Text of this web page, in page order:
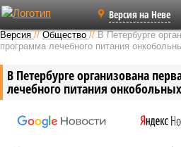
Версия на Неве
Версия //Общество //В Петербурге
программа лечебного питания
В Петербурге организована
лечебного питания онкобольных